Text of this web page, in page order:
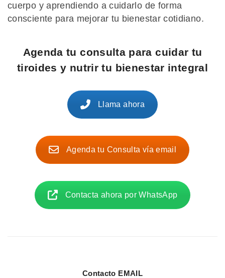
cuerpo y aprendiendo a cuidarlo de forma
consciente para mejorar tu bienestar cotidiano.
Agenda tu consulta para cuidar tu
tiroides y nutrir tu bienestar integral
Llama ahora
Agenda tu Consulta vía email
Contacta ahora por WhatsApp
Contacto EMAIL